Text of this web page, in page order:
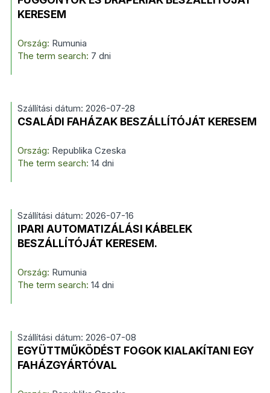
KERESEM
Ország: Rumunia
The term search: 7 dni
Szállítási dátum: 2026-07-28
CSALÁDI FAHÁZAK BESZÁLLÍTÓJÁT KERESEM
Ország: Republika Czeska
The term search: 14 dni
Szállítási dátum: 2026-07-16
IPARI AUTOMATIZÁLÁSI KÁBELEK
BESZÁLLÍTÓJÁT KERESEM.
Ország: Rumunia
The term search: 14 dni
Szállítási dátum: 2026-07-08
EGYÜTTMŰKÖDÉST FOGOK KIALAKÍTANI EGY
FAHÁZGYÁRTÓVAL